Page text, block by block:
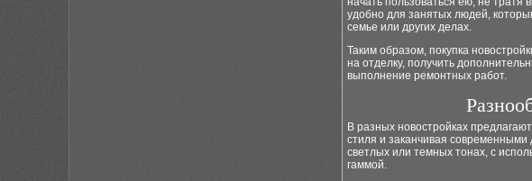
удобно для занятых людей,
семье или других делах.
Таким образом, покупка
на отделку, получить
выполнение ремонтных работ.
В разных новостройках
стиля и заканчивая
светлых или темных тонах, с
гаммой.